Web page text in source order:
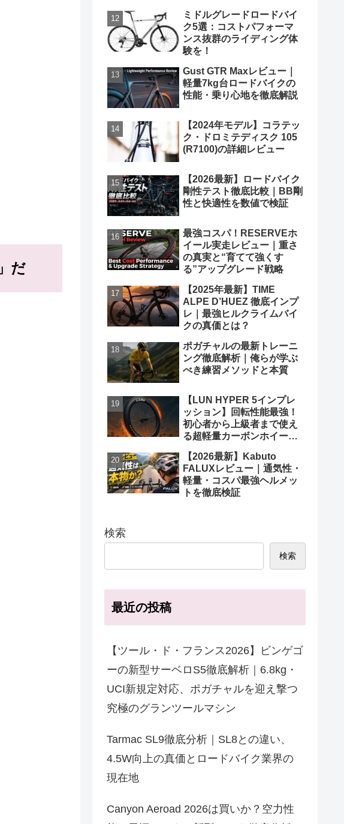
だ
ミドルグレードロードバイ
ク5選：コストパフォーマ
ンス抜群のライディング体
験を！
Gust GTR Maxレビュー｜
軽量7kg台ロードバイクの
性能・乗り心地を徹底解説
【2024年モデル】コラテッ
ク・ドロミテディスク 105
(R7100)の詳細レビュー
【2026最新】ロードバイク
剛性テスト徹底比較｜BB剛
性と快適性を数値で検証
最強コスパ！RESERVEホ
イール実走レビュー｜重さ
の真実と“育てて強くす
る”アップグレード戦略
【2025年最新】TIME
ALPE D’HUEZ 徹底インプ
レ｜最強ヒルクライムバイ
クの真価とは？
ポガチャルの最新トレーニ
ング徹底解析｜俺らが学ぶ
べき練習メソッドと本質
【LUN HYPER 5インプレ
ッション】回転性能最強！
初心者から上級者まで使え
る超軽量カーボンホイール
【2026最新】Kabuto
FALUXレビュー｜通気性・
軽量・コスパ最強ヘルメッ
トを徹底検証
検索
検索
最近の投稿
【ツール・ド・フランス2026】ビンゲゴ
ーの新型サーベロS5徹底解析｜6.8kg・
UCI新規定対応、ポガチャルを迎え撃つ
究極のグランツールマシン
Tarmac SL9徹底分析｜SL8との違い、
4.5W向上の真価とロードバイク業界の
現在地
Canyon Aeroad 2026は買いか？空力性